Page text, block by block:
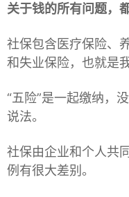
关于钱的所有问题，
社保包含医疗保险、
和失业保险，也就是
“五险”是一起缴纳，
说法。
社保由企业和个人共
例有很大差别。